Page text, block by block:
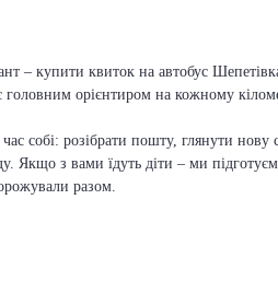
– купити квиток на автобус
головним орієнтиром на кожному
собі: розібрати пошту, глянути нову
Якщо з вами їдуть діти – ми
разом.